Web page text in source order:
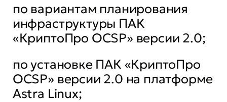
по вариантам планирования
инфраструктуры ПАК
«КриптоПро OCSP» версии 2.0;
по установке ПАК «КриптоПро
OCSP» версии 2.0 на платформе
Astra Linux;